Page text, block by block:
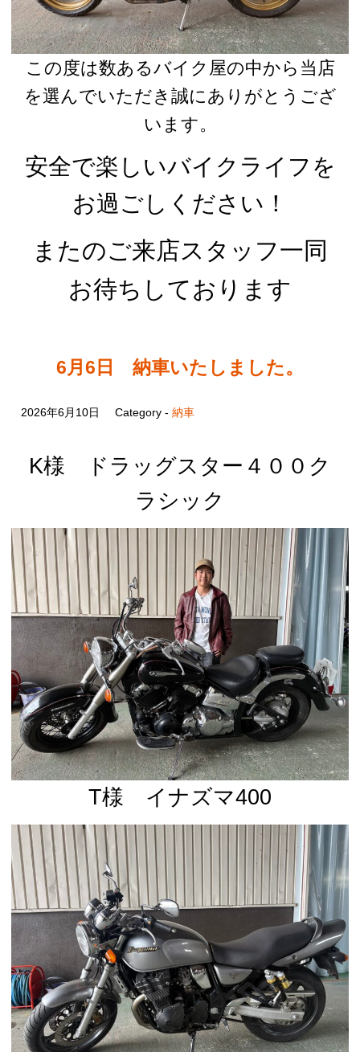
この度は数あるバイク屋の中から当店
を選んでいただき誠にありがとうござ
います。
安全で楽しいバイクライフを
お過ごしください！
またのご来店スタッフ一同
お待ちしております
6月6日 納車いたしました。
2026年6月10日 Category - 納車
K様 ドラッグスター４００ク
ラシック
T様 イナズマ400